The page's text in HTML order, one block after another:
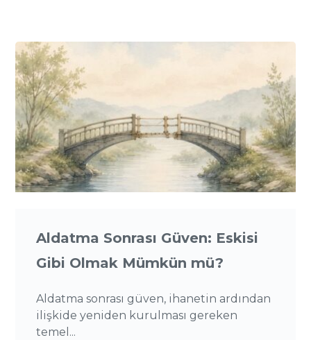
Aldatma Sonrası Güven: Eskisi
Gibi Olmak Mümkün mü?
Aldatma sonrası güven, ihanetin ardından
ilişkide yeniden kurulması gereken
temel...